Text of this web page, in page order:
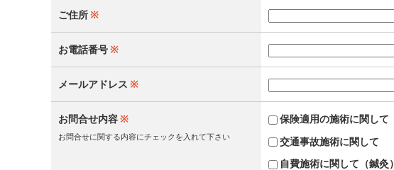
ご住所※
お電話番号※
メールアドレス ※
お問合せ内容※
お問合せに関する内容にチェックを入れて下さい
保険適用の施術に関して
交通事故施術に関して
自費施術に関して（鍼灸）